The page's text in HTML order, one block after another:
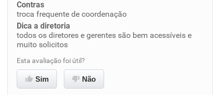
Conciliação com a vida familiar
Benefícios
Recomenda esta empresa
Recomenda a diretoria
Contras
troca frequente de coordenação
Dica a diretoria
todos os diretores e gerentes são bem acessíveis e
muito solicitos
Esta avaliação foi útil?
Sim Não